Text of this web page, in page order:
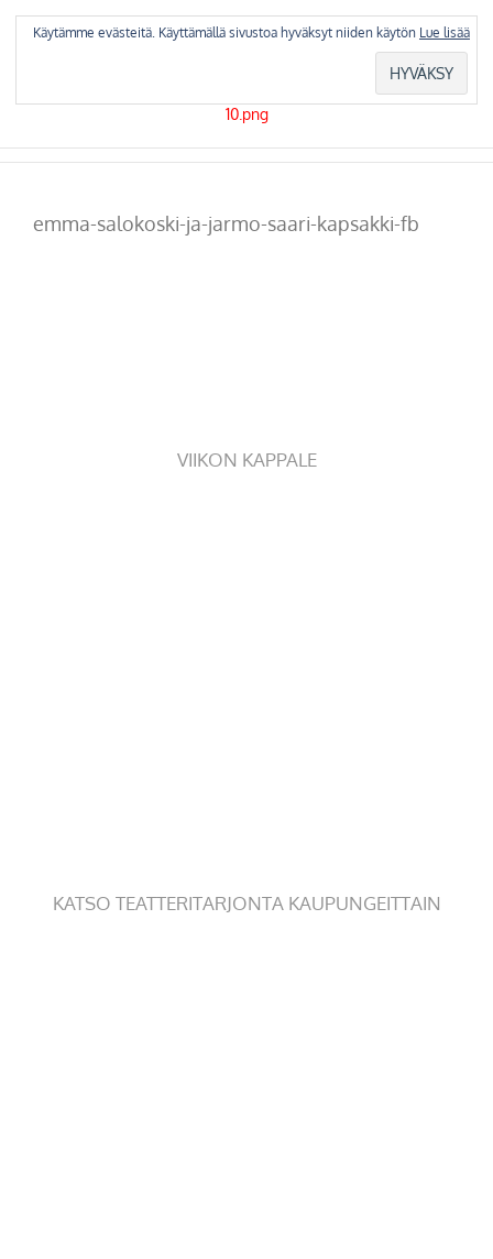
emma-salokoski-ja-jarmo-saari-kapsakki-fb
VIIKON KAPPALE
KATSO TEATTERITARJONTA KAUPUNGEITTAIN
Käytämme evästeitä. Käyttämällä sivustoa hyväksyt niiden käytön Lue lisää